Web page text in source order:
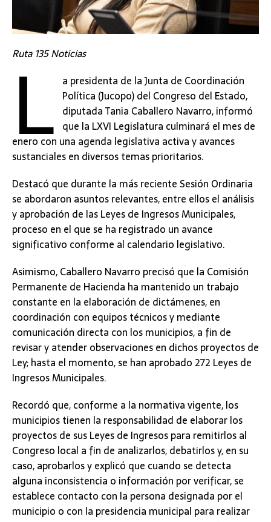
Ruta 135 Noticias
L a presidenta de la Junta de Coordinación
Política (Jucopo) del Congreso del Estado,
diputada Tania Caballero Navarro, informó
que la LXVI Legislatura culminará el mes de
enero con una agenda legislativa activa y avances
sustanciales en diversos temas prioritarios.
Destacó que durante la más reciente Sesión Ordinaria
se abordaron asuntos relevantes, entre ellos el análisis
y aprobación de las Leyes de Ingresos Municipales,
proceso en el que se ha registrado un avance
significativo conforme al calendario legislativo.
Asimismo, Caballero Navarro precisó que la Comisión
Permanente de Hacienda ha mantenido un trabajo
constante en la elaboración de dictámenes, en
coordinación con equipos técnicos y mediante
comunicación directa con los municipios, a fin de
revisar y atender observaciones en dichos proyectos de
Ley; hasta el momento, se han aprobado 272 Leyes de
Ingresos Municipales.
Recordó que, conforme a la normativa vigente, los
municipios tienen la responsabilidad de elaborar los
proyectos de sus Leyes de Ingresos para remitirlos al
Congreso local a fin de analizarlos, debatirlos y, en su
caso, aprobarlos y explicó que cuando se detecta
alguna inconsistencia o información por verificar, se
establece contacto con la persona designada por el
municipio o con la presidencia municipal para realizar